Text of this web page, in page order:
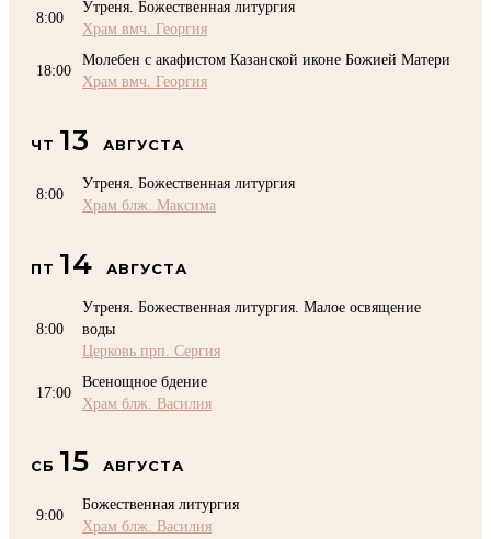
8:00
Утреня. Божественная литургия
Храм вмч. Георгия
18:00
Молебен с акафистом Казанской иконе Божией Матери
Храм вмч. Георгия
ЧТ 13 АВГУСТА
8:00
Утреня. Божественная литургия
Храм блж. Максима
ПТ 14 АВГУСТА
8:00
Утреня. Божественная литургия. Малое освящение
воды
Церковь прп. Сергия
17:00
Всенощное бдение
Храм блж. Василия
СБ 15 АВГУСТА
9:00
Божественная литургия
Храм блж. Василия